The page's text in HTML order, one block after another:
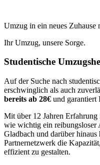
Umzug in ein neues Zuhause
Ihr Umzug, unsere Sorge.
Studentische
Auf der Suche nach
erschwinglich als auch
bereits ab 28€ und garantiert
Mit über 12 Jahren
wie wichtig ein
Gladbach und darüber
Partnernetzwerk die
effizient zu gestalten.